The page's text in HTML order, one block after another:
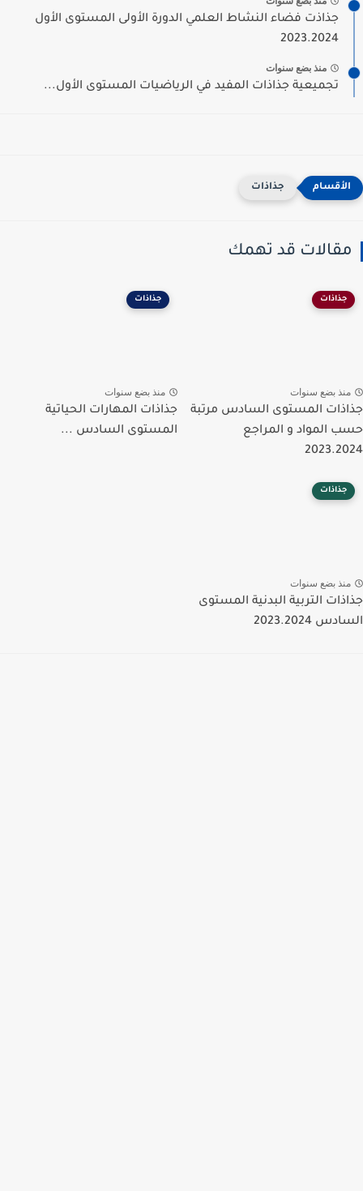
جذاذت فضاء النشاط العلمي الدورة الأولى المستوى الأول
2023.2024
منذ بضع سنوات
تجميعية جذاذات المفيد في الرياضيات المستوى الأول...
جذاذات
مقالات قد تهمك
جذاذات
منذ بضع سنوات
جذاذات المستوى السادس مرتبة
حسب المواد و المراجع
2023.2024
جذاذات
منذ بضع سنوات
جذاذات المهارات الحياتية
المستوى السادس ...
جذاذات
منذ بضع سنوات
جذاذات التربية البدنية المستوى
السادس 2023.2024